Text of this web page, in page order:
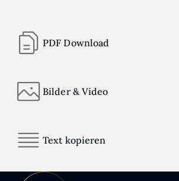
PDF Download
Bilder & Video
Text kopieren